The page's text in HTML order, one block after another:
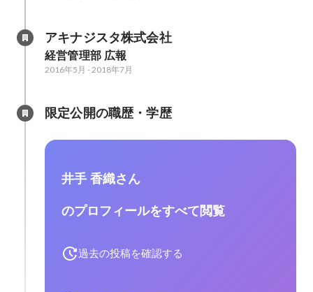
アキナジスタ株式会社
経営管理部 広報
2016年5月 - 2018年7月
限定公開の職歴・学歴
井手 香織さん
のプロフィールをすべて閲覧
過去の投稿を確認する